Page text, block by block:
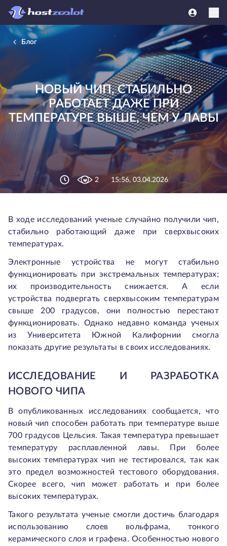
Блог
НОВЫЙ ЧИП, СТАБИЛЬНО
РАБОТАЕТ ДАЖЕ ПРИ
ТЕМПЕРАТУРЕ ВЫШЕ, ЧЕМ У ЛАВЫ
2 15:56, 03.04.2026
В ходе исследований ученые случайно получили чип,
стабильно работающий даже при сверхвысоких
температурах.
Электронные устройства не могут стабильно
функционировать при экстремальных температурах;
их производительность снижается. А если
устройства подвергать сверхвысоким температурам
свыше 200 градусов, они полностью перестают
функционировать. Однако недавно команда ученых
из Университета Южной Калифорнии смогла
показать другие результаты в своих исследованиях.
ИССЛЕДОВАНИЕ И РАЗРАБОТКА
НОВОГО ЧИПА
В опубликованных исследованиях сообщается, что
новый чип способен работать при температуре выше
700 градусов Цельсия. Такая температура превышает
температуру расплавленной лавы. При более
высоких температурах чип не тестировался, так как
это предел возможностей тестового оборудования.
Скорее всего, чип может работать и при более
высоких температурах.
Такого результата ученые смогли достичь благодаря
использованию слоев вольфрама, тонкого
керамического слоя и графена. Особенностью нового